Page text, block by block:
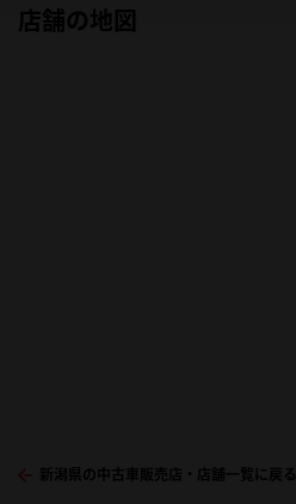
店舗の地図
新潟県の中古車販売店・店舗一覧に戻る